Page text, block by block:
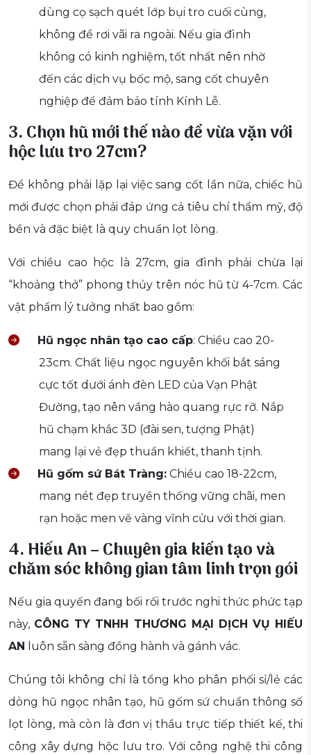
dùng cọ sạch quét lớp bụi tro cuối cùng,
không để rơi vãi ra ngoài. Nếu gia đình
không có kinh nghiệm, tốt nhất nên nhờ
đến các dịch vụ bốc mộ, sang cốt chuyên
nghiệp để đảm bảo tính Kính Lễ.
3. Chọn hũ mới thế nào để vừa vặn với
hộc lưu tro 27cm?
Để không phải lặp lại việc sang cốt lần nữa, chiếc hũ
mới được chọn phải đáp ứng cả tiêu chí thẩm mỹ, độ
bền và đặc biệt là quy chuẩn lọt lòng.
Với chiều cao hộc là 27cm, gia đình phải chừa lại
“khoảng thở” phong thủy trên nóc hũ từ 4-7cm. Các
vật phẩm lý tưởng nhất bao gồm:
Hũ ngọc nhân tạo cao cấp: Chiều cao 20-
23cm. Chất liệu ngọc nguyên khối bắt sáng
cực tốt dưới ánh đèn LED của Vạn Phật
Đường, tạo nên vầng hào quang rực rỡ. Nắp
hũ chạm khắc 3D (đài sen, tượng Phật)
mang lại vẻ đẹp thuần khiết, thanh tịnh.
Hũ gốm sứ Bát Tràng: Chiều cao 18-22cm,
mang nét đẹp truyền thống vững chãi, men
rạn hoặc men vẽ vàng vĩnh cửu với thời gian.
4. Hiếu An – Chuyên gia kiến tạo và
chăm sóc không gian tâm linh trọn gói
Nếu gia quyến đang bối rối trước nghi thức phức tạp
này, CÔNG TY TNHH THƯƠNG MẠI DỊCH VỤ HIẾU
AN
luôn sẵn sàng đồng hành và gánh vác.
Chúng tôi không chỉ là tổng kho phân phối sỉ/lẻ các
dòng hũ ngọc nhân tạo, hũ gốm sứ chuẩn thông số
lọt lòng, mà còn là đơn vị thầu trực tiếp thiết kế, thi
công xây dựng hộc lưu tro. Với công nghệ thi công